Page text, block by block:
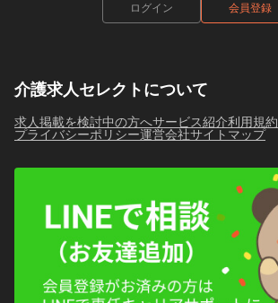
ログイン 会員登録
介護求人セレクトについて
求人掲載を検討中の方へサービス紹介利用規約
プライバシーポリシー運営会社サイトマップ